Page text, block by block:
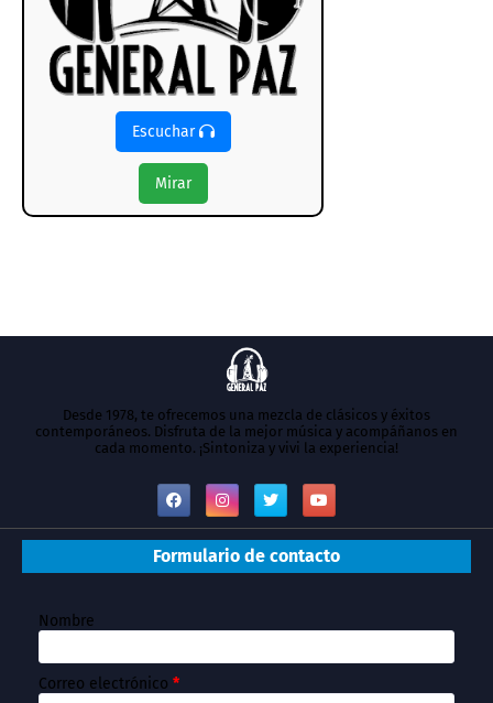
Escuchar
Mirar
Desde 1978, te ofrecemos una mezcla de clásicos y éxitos
contemporáneos. Disfruta de la mejor música y acompáñanos en
cada momento. ¡Sintoniza y vivi la experiencia!
Formulario de contacto
Nombre
Correo electrónico *